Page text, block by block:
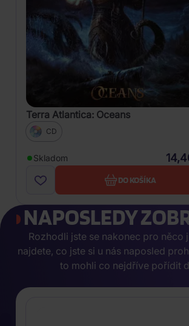
Terra Atlantica: Oceans
CD
Skladom
DO KOŠÍKA
NAPOSLEDY
Rozhodli jste se nakonec pro něco
najdete, co jste si u nás naposled
to mohli co nejdříve pořídit